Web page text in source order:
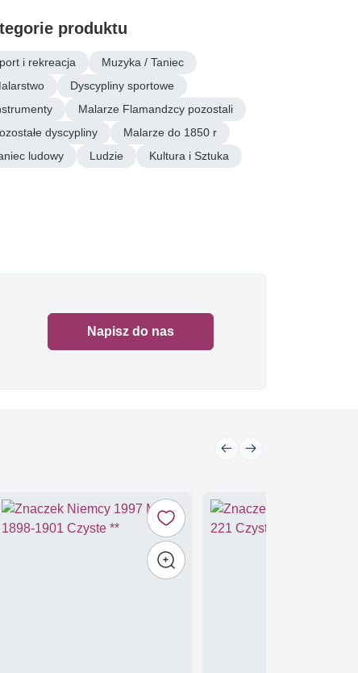
produktu
i rekreacja
Muzyka / Taniec
Dyscypliny sportowe
Malarze Flamandzcy pozostali
dyscypliny
Malarze do 1850 r
ludowy
Ludzie Kultura i Sztuka
Napisz do nas